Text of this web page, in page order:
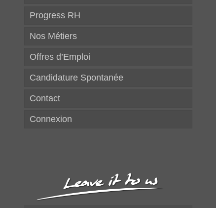
Progress RH
Nos Métiers
Offres d’Emploi
Candidature Spontanée
Contact
Connexion